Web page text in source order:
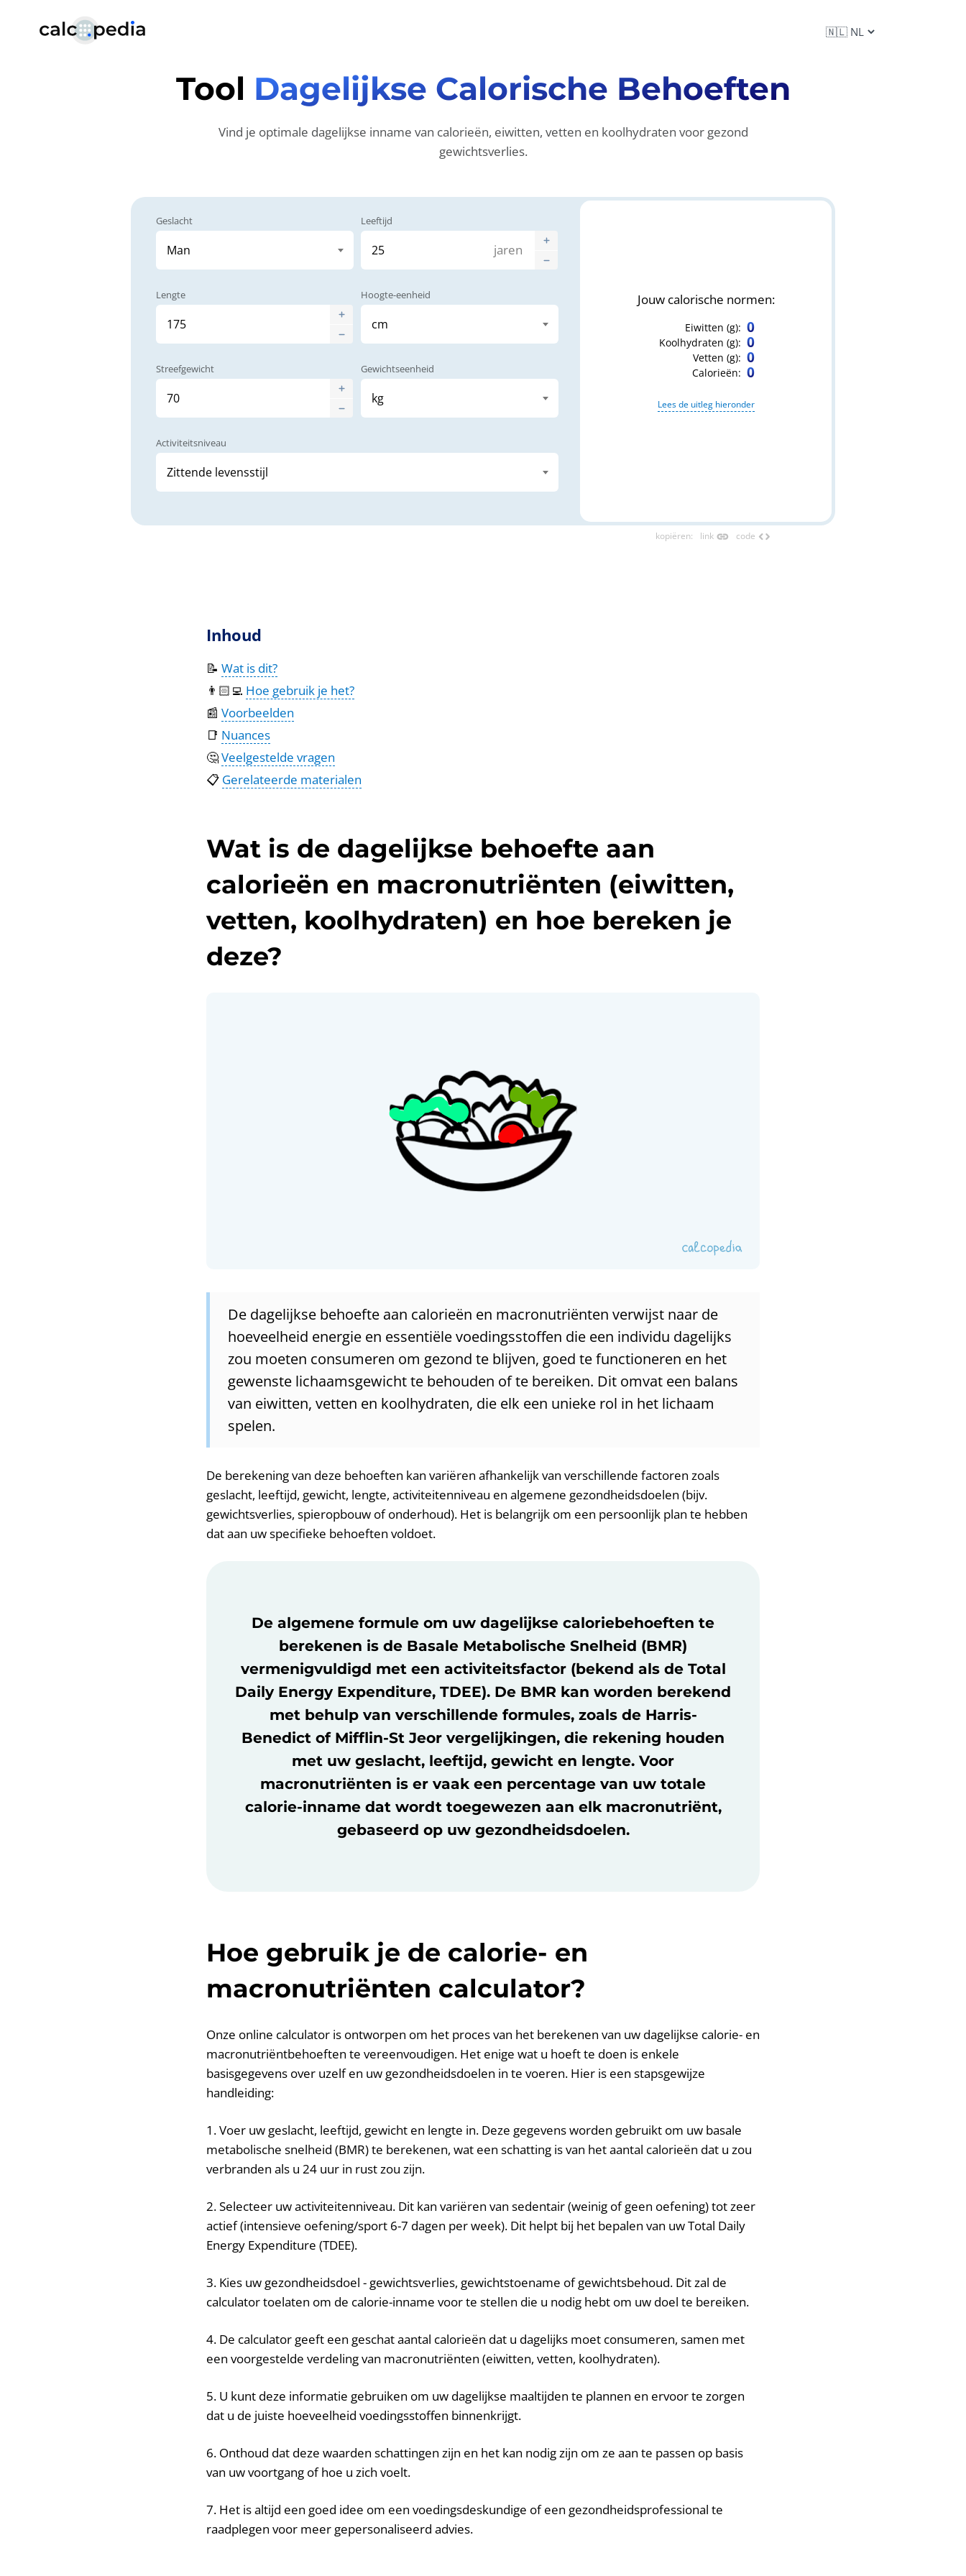
Tool Dagelijkse Calorische Behoeften
Vind je optimale dagelijkse inname van calorieën, eiwitten, vetten en koolhydraten voor gezond
gewichtsverlies.
Geslacht Leeftijd
jaren
Lengte Hoogte-eenheid
Streefgewicht Gewichtseenheid
Activiteitsniveau
Jouw calorische normen:
Eiwitten (g): 0
Koolhydraten (g): 0
Vetten (g): 0
Calorieën: 0
Lees de uitleg hieronder
kopiëren: link link code code
Inhoud
📝 Wat is dit?
👨🏻‍💻 Hoe gebruik je het?
📰 Voorbeelden
📑 Nuances
🤔Veelgestelde vragen
📋 Gerelateerde materialen
Wat is de dagelijkse behoefte aan
calorieën en macronutriënten (eiwitten,
vetten, koolhydraten) en hoe bereken je
deze?
De dagelijkse behoefte aan calorieën en macronutriënten verwijst naar de
hoeveelheid energie en essentiële voedingsstoffen die een individu dagelijks
zou moeten consumeren om gezond te blijven, goed te functioneren en het
gewenste lichaamsgewicht te behouden of te bereiken. Dit omvat een balans
van eiwitten, vetten en koolhydraten, die elk een unieke rol in het lichaam
spelen.
De berekening van deze behoeften kan variëren afhankelijk van verschillende factoren zoals
geslacht, leeftijd, gewicht, lengte, activiteitenniveau en algemene gezondheidsdoelen (bijv.
gewichtsverlies, spieropbouw of onderhoud). Het is belangrijk om een persoonlijk plan te hebben
dat aan uw specifieke behoeften voldoet.
De algemene formule om uw dagelijkse caloriebehoeften te
berekenen is de Basale Metabolische Snelheid (BMR)
vermenigvuldigd met een activiteitsfactor (bekend als de Total
Daily Energy Expenditure, TDEE). De BMR kan worden berekend
met behulp van verschillende formules, zoals de Harris-
Benedict of Mifflin-St Jeor vergelijkingen, die rekening houden
met uw geslacht, leeftijd, gewicht en lengte. Voor
macronutriënten is er vaak een percentage van uw totale
calorie-inname dat wordt toegewezen aan elk macronutriënt,
gebaseerd op uw gezondheidsdoelen.
Hoe gebruik je de calorie- en
macronutriënten calculator?
Onze online calculator is ontworpen om het proces van het berekenen van uw dagelijkse calorie- en
macronutriëntbehoeften te vereenvoudigen. Het enige wat u hoeft te doen is enkele
basisgegevens over uzelf en uw gezondheidsdoelen in te voeren. Hier is een stapsgewijze
handleiding:
1. Voer uw geslacht, leeftijd, gewicht en lengte in. Deze gegevens worden gebruikt om uw basale
metabolische snelheid (BMR) te berekenen, wat een schatting is van het aantal calorieën dat u zou
verbranden als u 24 uur in rust zou zijn.
2. Selecteer uw activiteitenniveau. Dit kan variëren van sedentair (weinig of geen oefening) tot zeer
actief (intensieve oefening/sport 6-7 dagen per week). Dit helpt bij het bepalen van uw Total Daily
Energy Expenditure (TDEE).
3. Kies uw gezondheidsdoel - gewichtsverlies, gewichtstoename of gewichtsbehoud. Dit zal de
calculator toelaten om de calorie-inname voor te stellen die u nodig hebt om uw doel te bereiken.
4. De calculator geeft een geschat aantal calorieën dat u dagelijks moet consumeren, samen met
een voorgestelde verdeling van macronutriënten (eiwitten, vetten, koolhydraten).
5. U kunt deze informatie gebruiken om uw dagelijkse maaltijden te plannen en ervoor te zorgen
dat u de juiste hoeveelheid voedingsstoffen binnenkrijgt.
6. Onthoud dat deze waarden schattingen zijn en het kan nodig zijn om ze aan te passen op basis
van uw voortgang of hoe u zich voelt.
7. Het is altijd een goed idee om een voedingsdeskundige of een gezondheidsprofessional te
raadplegen voor meer gepersonaliseerd advies.